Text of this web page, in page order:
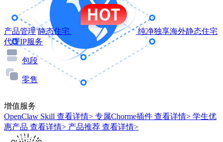
产品管理 静态住宅
纯净独享海外静态住宅
代理IP服务
包段
零售
增值服务
OpenClaw Skill 查看详情> 专属Chorme插件 查看详情> 学生优
惠产品 查看详情> 产品推荐 查看详情>